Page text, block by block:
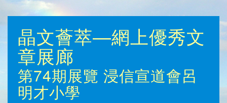
晶文薈萃—網上優秀文
章展廊
第74期展覽 浸信宣道會呂
明才小學